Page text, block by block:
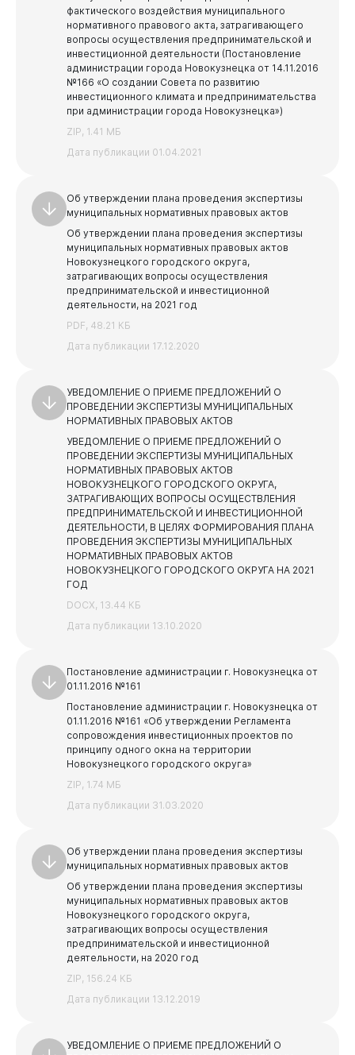
Виртуальнаяприемная
фактического воздействия муниципального
нормативного правового акта, затрагивающего
вопросы осуществления предпринимательской и
инвестиционной деятельности (Постановление
администрации города Новокузнецка от 14.11.2016
№166 «О создании Совета по развитию
инвестиционного климата и предпринимательства
при администрации города Новокузнецка»)
ZIP, 1.41 МБ
Дата публикации 01.04.2021
Об утверждении плана проведения экспертизы
муниципальных нормативных правовых актов
Об утверждении плана проведения экспертизы
муниципальных нормативных правовых актов
Новокузнецкого городского округа,
затрагивающих вопросы осуществления
предпринимательской и инвестиционной
деятельности, на 2021 год
PDF, 48.21 КБ
Дата публикации 17.12.2020
УВЕДОМЛЕНИЕ О ПРИЕМЕ ПРЕДЛОЖЕНИЙ О
ПРОВЕДЕНИИ ЭКСПЕРТИЗЫ МУНИЦИПАЛЬНЫХ
НОРМАТИВНЫХ ПРАВОВЫХ АКТОВ
УВЕДОМЛЕНИЕ О ПРИЕМЕ ПРЕДЛОЖЕНИЙ О
ПРОВЕДЕНИИ ЭКСПЕРТИЗЫ МУНИЦИПАЛЬНЫХ
НОРМАТИВНЫХ ПРАВОВЫХ АКТОВ
НОВОКУЗНЕЦКОГО ГОРОДСКОГО ОКРУГА,
ЗАТРАГИВАЮЩИХ ВОПРОСЫ ОСУЩЕСТВЛЕНИЯ
ПРЕДПРИНИМАТЕЛЬСКОЙ И ИНВЕСТИЦИОННОЙ
ДЕЯТЕЛЬНОСТИ, В ЦЕЛЯХ ФОРМИРОВАНИЯ ПЛАНА
ПРОВЕДЕНИЯ ЭКСПЕРТИЗЫ МУНИЦИПАЛЬНЫХ
НОРМАТИВНЫХ ПРАВОВЫХ АКТОВ
НОВОКУЗНЕЦКОГО ГОРОДСКОГО ОКРУГА НА 2021
ГОД
DOCX, 13.44 КБ
Дата публикации 13.10.2020
Постановление администрации г. Новокузнецка от
01.11.2016 №161
Постановление администрации г. Новокузнецка от
01.11.2016 №161 «Об утверждении Регламента
сопровождения инвестиционных проектов по
принципу одного окна на территории
Новокузнецкого городского округа»
ZIP, 1.74 МБ
Дата публикации 31.03.2020
Об утверждении плана проведения экспертизы
муниципальных нормативных правовых актов
Об утверждении плана проведения экспертизы
муниципальных нормативных правовых актов
Новокузнецкого городского округа,
затрагивающих вопросы осуществления
предпринимательской и инвестиционной
деятельности, на 2020 год
ZIP, 156.24 КБ
Дата публикации 13.12.2019
УВЕДОМЛЕНИЕ О ПРИЕМЕ ПРЕДЛОЖЕНИЙ О